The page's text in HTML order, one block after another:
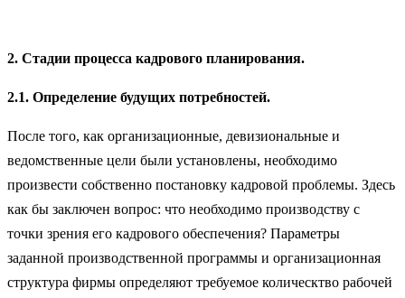
2. Стадии процесса кадрового планирования.
2.1. Определение будущих потребностей.
После того, как организационные, девизиональные и
ведомственные цели были установлены, необходимо
произвести собственно постановку кадровой проблемы. Здесь
как бы заключен вопрос: что необходимо производству с
точки зрения его кадрового обеспечения? Параметры
заданной производственной программы и организационная
структура фирмы определяют требуемое колическтво рабочей